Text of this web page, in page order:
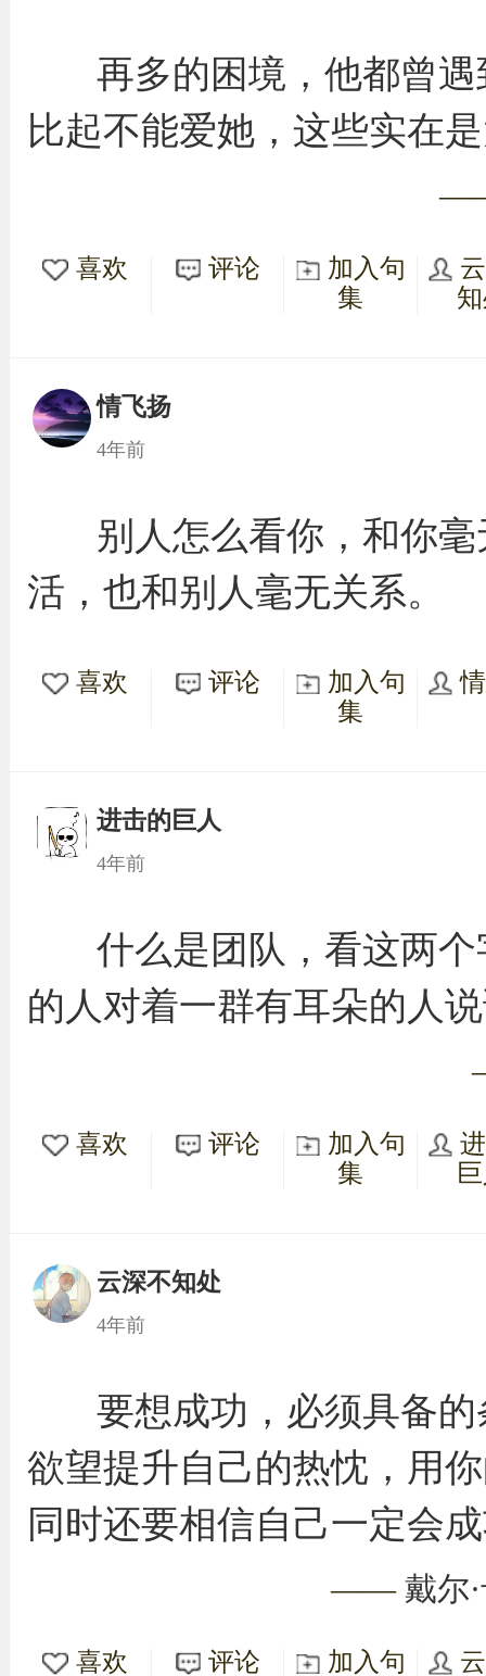
再多的困境，他都曾遇
比起不能爱她，这些实在
喜欢 评论
加入句
集
情飞扬
4年前
别人怎么看你，和你
活，也和别人毫无关系。
喜欢 评论
加入句
集
进击的巨人
4年前
什么是团队，看这两
的人对着一群有耳朵的人
喜欢 评论
加入句
集
云深不知处
4年前
要想成功，必须具备
欲望提升自己的热忱，用
同时还要相信自己一定会
—— 戴尔
喜欢 评论 加入句